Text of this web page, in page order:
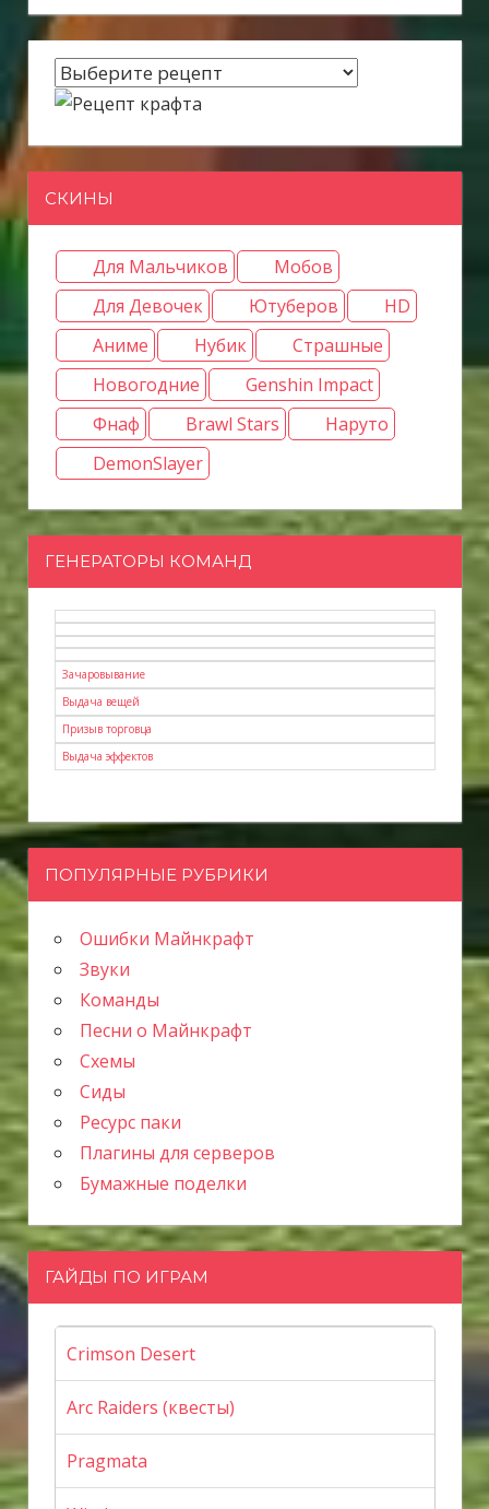
СКИНЫ
Для Мальчиков
Мобов
Для Девочек
Ютуберов
HD
Аниме
Нубик
Страшные
Новогодние
Genshin Impact
Фнаф
Brawl Stars
Наруто
DemonSlayer
ГЕНЕРАТОРЫ КОМАНД
Зачаровывание
Выдача вещей
Призыв торговца
Выдача эффектов
ПОПУЛЯРНЫЕ РУБРИКИ
Ошибки Майнкрафт
Звуки
Команды
Песни о Майнкрафт
Схемы
Сиды
Ресурс паки
Плагины для серверов
Бумажные поделки
ГАЙДЫ ПО ИГРАМ
Crimson Desert
Arc Raiders (квесты)
Pragmata